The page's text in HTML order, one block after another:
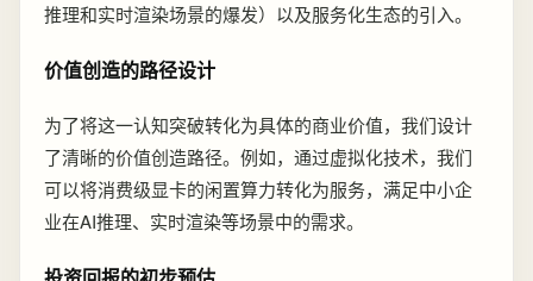
推理和实时渲染场景的爆发）以及服务化生态的引入。
价值创造的路径设计
为了将这一认知突破转化为具体的商业价值，我们设计
了清晰的价值创造路径。例如，通过虚拟化技术，我们
可以将消费级显卡的闲置算力转化为服务，满足中小企
业在AI推理、实时渲染等场景中的需求。